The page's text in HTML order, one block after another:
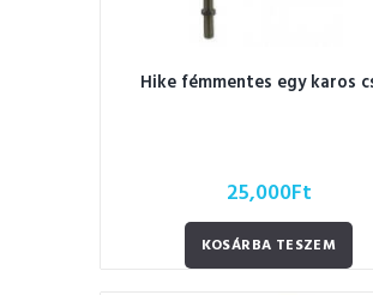
Hike fémmentes egy karos
25,000Ft
KOSÁRBA TESZEM